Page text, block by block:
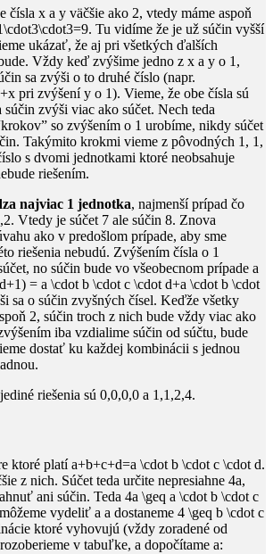
čísla x ​ a y ​ väčšie ako 2​, vtedy máme aspoň
​. Tu vidíme že je už súčin vyšší
ukázať, že aj pri všetkých ďalších
Vždy keď zvýšime jedno z x ​ a y ​ o 1 ​,
sa zvýši o to druhé číslo (napr.
​ pri zvýšeníy ​ o 1​). Vieme, že obe čísla sú
súčin zvýši viac ako súčet. Nech teda
so zvýšením o 1 ​ urobíme, nikdy súčet
Takýmito krokmi vieme z pôvodných 1, 1,
s dvomi jednotkami ktoré neobsahuje
riešením.
najviac 1 ​ jednotka, najmenší prípad čo
​. Vtedy je súčet 7 ​ ale súčin 8​. Znova
ako v predošlom prípade, aby sme
riešenia nebudú. Zvýšením čísla o 1
no súčin bude vo všeobecnom prípade a
​ = a \cdot b \cdot c \cdot d+a \cdot b \cdot
sa o súčin zvyšných čísel. Keďže všetky
2​, súčin troch z nich bude vždy viac ako
iba vzdialime súčin od súčtu, bude
dostať ku každej kombinácii s jednou
riešenia sú 0,0,0,0 ​ a 1,1,2,4​.
ktoré platía+b+c+d=a \cdot b \cdot c \cdot d​.
z nich. Súčet teda určite nepresiahne 4a​,
ani súčin. Teda 4a \geq a \cdot b \cdot c
vydeliť a ​ a dostaneme 4 \geq b \cdot c
ktoré vyhovujú (vždy zoradené od
v tabuľke, a dopočítame a​: